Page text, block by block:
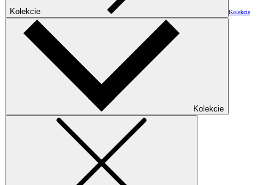
Kolekcie Kolekcie
Kolekcie